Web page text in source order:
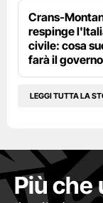
Crans-
respinge
civile: cosa
farà il governo
LEGGI TUTTA LA
Più che